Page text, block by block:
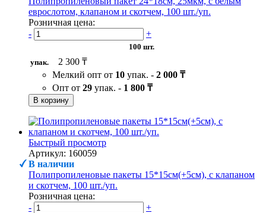
еврослотом, клапаном и скотчем, 100 шт./уп.
Розничная цена:
-
+
100 шт.
упак.
2 300 ₸
Мелкий опт от 10 упак. - 2 000 ₸
Опт от 29 упак. - 1 800 ₸
В корзину
Быстрый просмотр
Артикул: 160059
В наличии
Полипропиленовые пакеты 15*15см(+5см), с клапаном
и скотчем, 100 шт./уп.
Розничная цена:
-
+